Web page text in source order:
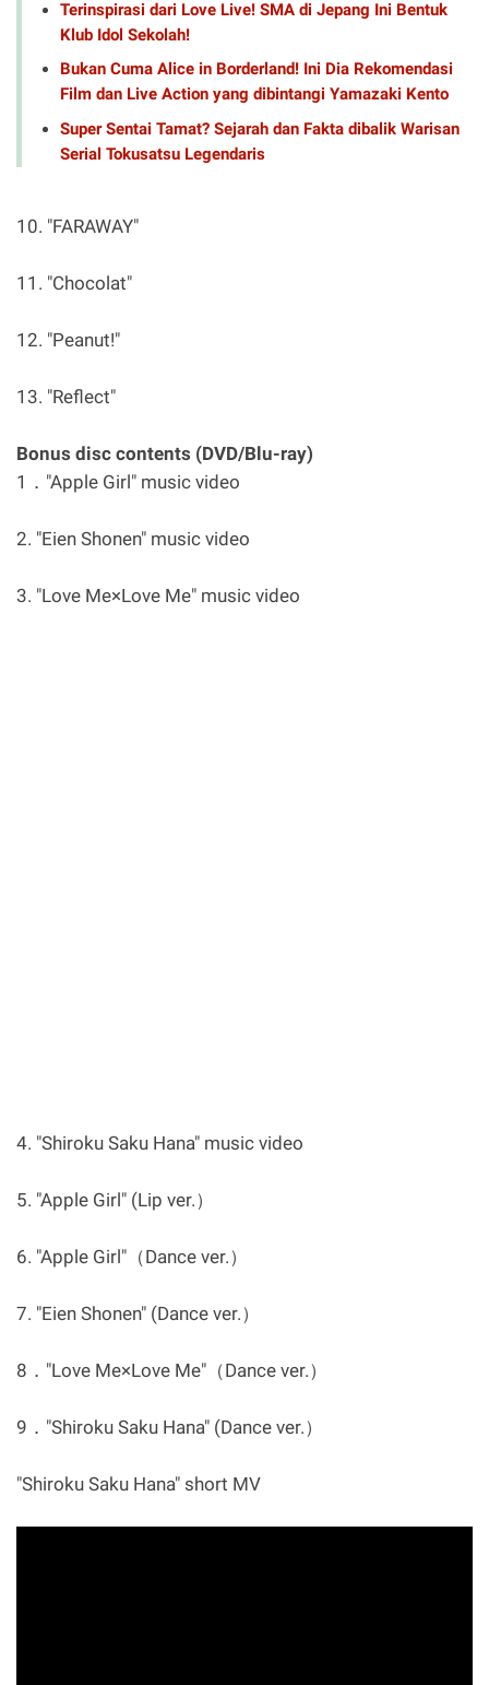
Terinspirasi dari Love Live! SMA di Jepang Ini Bentuk
Klub Idol Sekolah!
Bukan Cuma Alice in Borderland! Ini Dia Rekomendasi
Film dan Live Action yang dibintangi Yamazaki Kento
Super Sentai Tamat? Sejarah dan Fakta dibalik Warisan
Serial Tokusatsu Legendaris
10. "FARAWAY"
11. "Chocolat"
12. "Peanut!"
13. "Reflect"
Bonus disc contents (DVD/Blu-ray)
1．"Apple Girl" music video
2. "Eien Shonen" music video
3. "Love Me×Love Me" music video
4. "Shiroku Saku Hana" music video
5. "Apple Girl" (Lip ver.）
6. "Apple Girl"（Dance ver.）
7. "Eien Shonen" (Dance ver.）
8．"Love Me×Love Me"（Dance ver.）
9．"Shiroku Saku Hana" (Dance ver.）
"Shiroku Saku Hana" short MV